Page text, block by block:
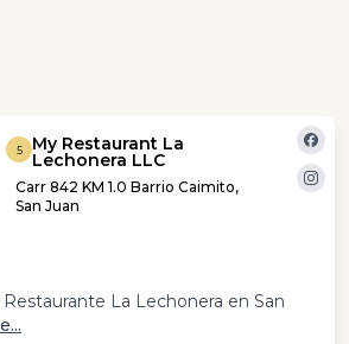
5 My Restaurant La
Lechonera LLC
Carr 842 KM 1.0 Barrio Caimito,
San Juan
La Lechonera en San